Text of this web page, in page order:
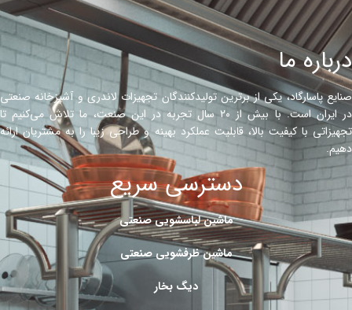
درباره ما
صنایع پاسارگاد، یکی از برترین تولیدکنندگان تجهیزات لاندری و آشپزخانه صنعتی
در ایران است. با بیش از ۲۰ سال تجربه در این صنعت، ما تلاش می‌کنیم تا
تجهیزاتی با کیفیت بالا، قابلیت عملکرد بهینه و طراحی زیبا را به مشتریان ارائه
دهیم.
دسترسی سریع
ماشین لباسشویی صنعتی
ماشین ظرفشویی صنعتی
دیگ بخار